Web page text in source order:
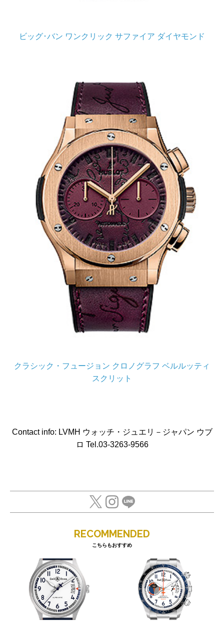
ビッグ･バン ワンクリック サファイア ダイヤモンド
クラシック・フュージョン クロノグラフ ベルルッティ
スクリット
Contact info: LVMH ウォッチ・ジュエリ－ジャパン ウブ
ロ Tel.03-3263-9566
RECOMMENDED
こちらもおすすめ